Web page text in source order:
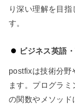
り深い理解を目
す。
ビジネス英語
postfixは技術分野
ます。プログラ
の関数やメソッド